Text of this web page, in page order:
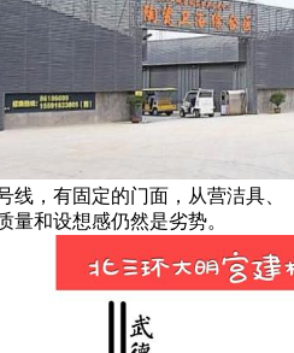
线，有固定的门面，从营洁具、
量和设想感仍然是劣势。